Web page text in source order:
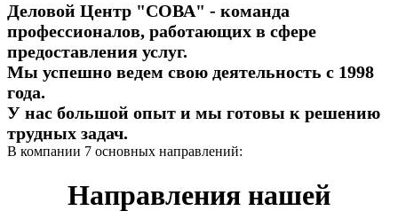
Деловой Центр "СОВА" - команда
профессионалов, работающих в сфере
предоставления услуг.
Мы успешно ведем свою деятельность с 1998
года.
У нас большой опыт и мы готовы к решению
трудных задач.
В компании 7 основных направлений:
Направления нашей